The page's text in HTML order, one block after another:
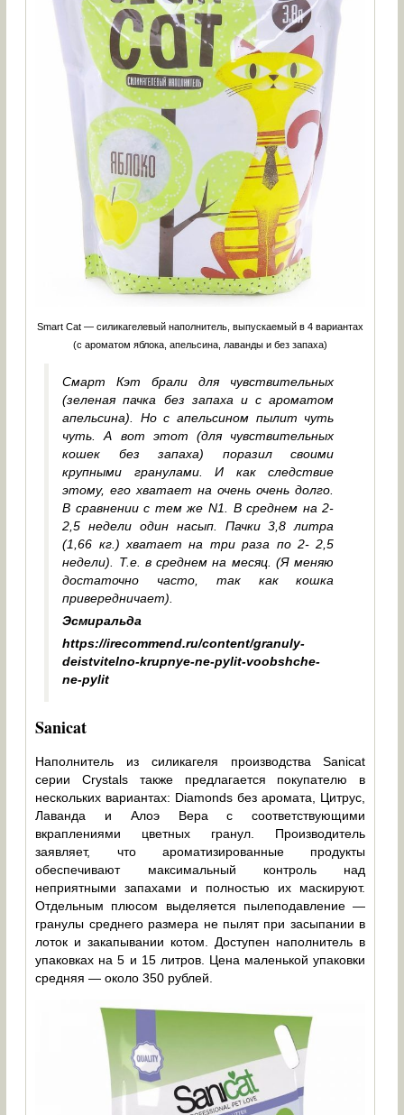
Smart Cat — силикагелевый наполнитель, выпускаемый в 4 вариантах
(с ароматом яблока, апельсина, лаванды и без запаха)
Смарт Кэт брали для чувствительных
(зеленая пачка без запаха и с ароматом
апельсина). Но с апельсином пылит чуть
чуть. А вот этот (для чувствительных
кошек без запаха) поразил своими
крупными гранулами. И как следствие
этому, его хватает на очень очень долго.
В сравнении с тем же N1. В среднем на 2-
2,5 недели один насып. Пачки 3,8 литра
(1,66 кг.) хватает на три раза по 2- 2,5
недели). Т.е. в среднем на месяц. (Я меняю
достаточно часто, так как кошка
привередничает).
Эсмиральда
https://irecommend.ru/content/granuly-
deistvitelno-krupnye-ne-pylit-voobshche-
ne-pylit
Sanicat
Наполнитель из силикагеля производства Sanicat
серии Crystals также предлагается покупателю в
нескольких вариантах: Diamonds без аромата, Цитрус,
Лаванда и Алоэ Вера с соответствующими
вкраплениями цветных гранул. Производитель
заявляет, что ароматизированные продукты
обеспечивают максимальный контроль над
неприятными запахами и полностью их маскируют.
Отдельным плюсом выделяется пылеподавление —
гранулы среднего размера не пылят при засыпании в
лоток и закапывании котом. Доступен наполнитель в
упаковках на 5 и 15 литров. Цена маленькой упаковки
средняя — около 350 рублей.